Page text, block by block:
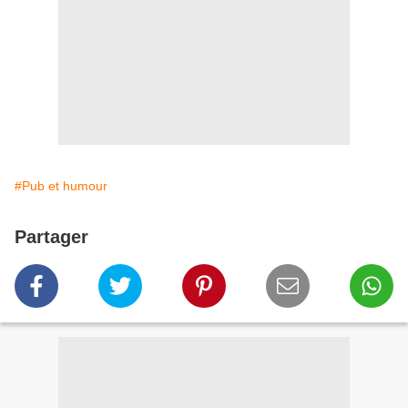
#Pub et humour
Partager